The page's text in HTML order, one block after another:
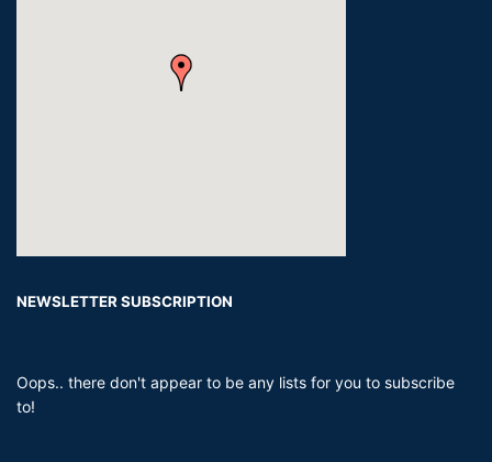
NEWSLETTER SUBSCRIPTION
Oops.. there don't appear to be any lists for you to subscribe
to!